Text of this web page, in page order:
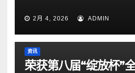
2月 4, 2026 ADMIN
资讯
荣获第八届“绽放杯”